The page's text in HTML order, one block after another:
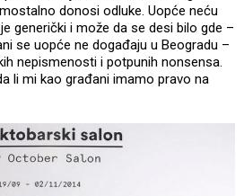
donosi odluke. Uopće neću
generički i može da se desi bilo gde –
se uopće ne događaju u Beogradu –
nepismenosti i potpunih nonsensa.
li mi kao građani imamo pravo na